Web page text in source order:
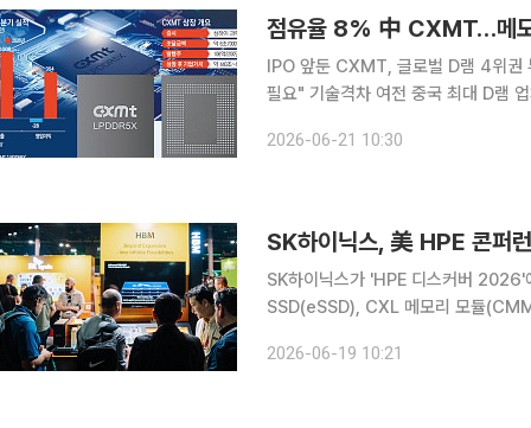
점유율 8% 中 CXMT…메
IPO 앞둔 CXMT, 글로벌 D램 4위권
필요" 기술격차 여전 중국 최대 D램 업체 창신메모리테크놀로지(CXMT)가 기업공개(IPO)를 앞두
삼성전자와 SK하이닉스, 마이크론에
2026-06-21 10:30
SK하이닉스, 美 HPE 콘퍼
SK하이닉스가 'HPE 디스커버 2026'
SSD(eSSD), CXL 메모리 모듈
(현지시간) 나흘간 미국 라스베이거스
2026-06-19 10:21